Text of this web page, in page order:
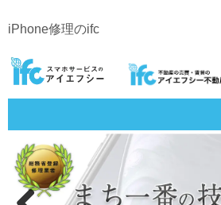
iPhone修理のifc